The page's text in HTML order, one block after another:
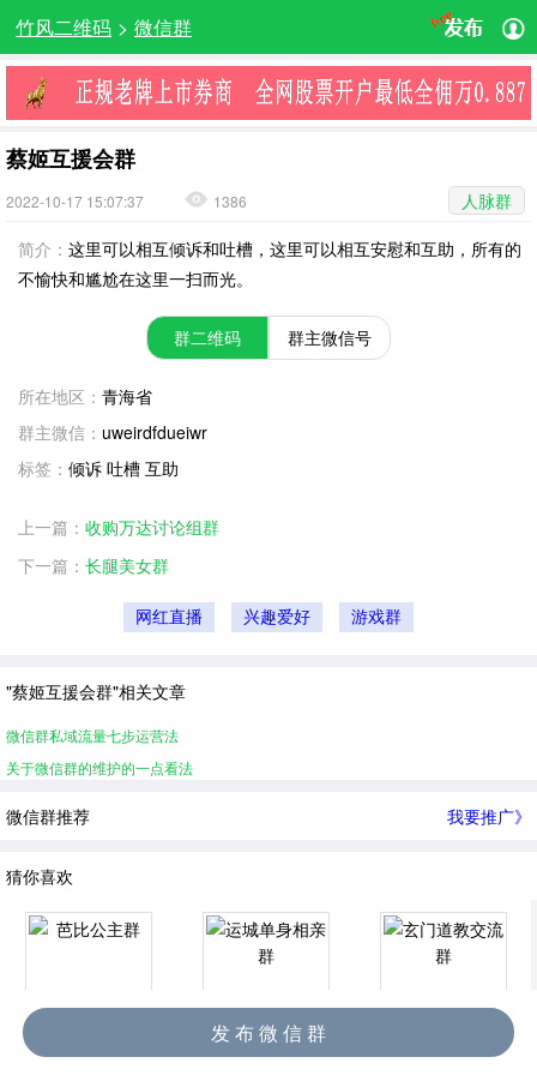
竹风二维码 > 微信群
蔡姬互援会群
2022-10-17 15:07:37 1386
人脉群
简介： 这里可以相互倾诉和吐槽，这里可以相互安慰和互助，所有的
不愉快和尴尬在这里一扫而光。
群二维码 群主微信号
所在地区： 青海省
群主微信： uweirdfdueiwr
标签： 倾诉 吐槽 互助
上一篇： 收购万达讨论组群
下一篇： 长腿美女群
网红直播 兴趣爱好 游戏群
"蔡姬互援会群"相关文章
微信群私域流量七步运营法
关于微信群的维护的一点看法
微信群推荐 我要推广》
猜你喜欢
芭比公主群 运城单身相亲群 玄门道教交流群
发 布 微 信 群